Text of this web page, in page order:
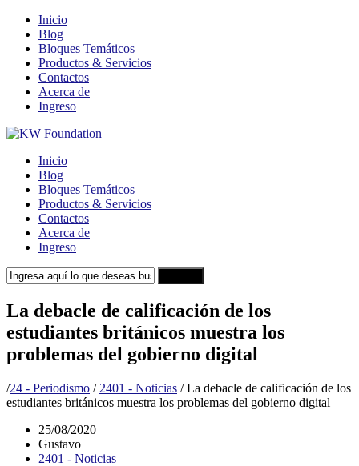
Inicio
Blog
Bloques Temáticos
Productos & Servicios
Contactos
Acerca de
Ingreso
Inicio
Blog
Bloques Temáticos
Productos & Servicios
Contactos
Acerca de
Ingreso
La debacle de calificación de los
estudiantes británicos muestra los
problemas del gobierno digital
/24 - Periodismo / 2401 - Noticias /La debacle de calificación de los
estudiantes británicos muestra los problemas del gobierno digital
25/08/2020
Gustavo
2401 - Noticias